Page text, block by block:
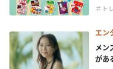
＃ト
エン
メン
があ